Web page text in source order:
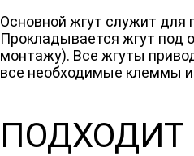
Основной жгут служит для
Прокладывается жгут под
монтажу). Все жгуты
все необходимые клеммы